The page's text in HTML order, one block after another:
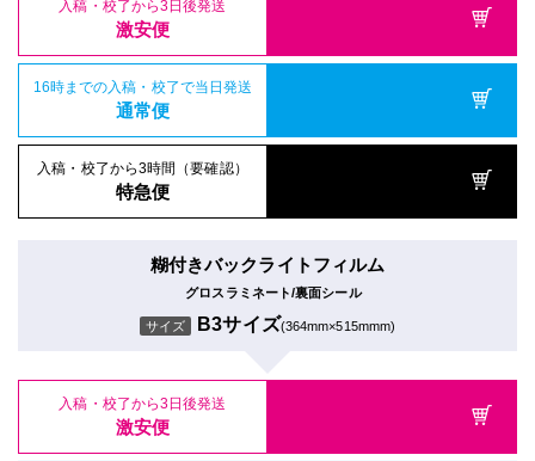
入稿・校了から3日後発送
激安便
16時までの入稿・校了で当日発送
通常便
入稿・校了から3時間（要確認）
特急便
糊付きバックライトフィルム
グロスラミネート/裏面シール
サイズ B3サイズ(364mm×515mmm)
入稿・校了から3日後発送
激安便